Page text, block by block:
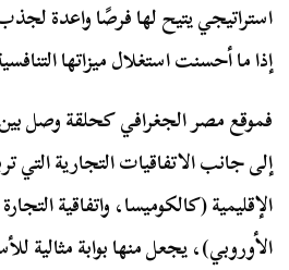
استراتيجي يتيح لها فرصًا واعدة
إذا ما أحسنت استغلال ميزاتها
فموقع مصر الجغرافي كحلقة وصل بين
إلى جانب الاتفاقيات التجارية التي
الإقليمية (كالكوميسا، واتفاقية
الأوروبي)، يجعل منها بوابة مثالية